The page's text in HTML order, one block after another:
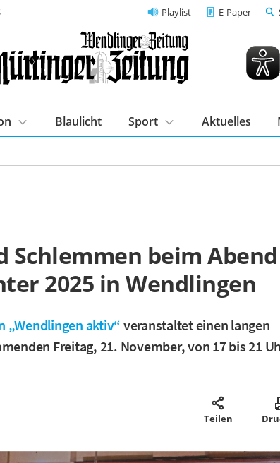
Playlist E-Paper
Blaulicht Sport Aktuelles
Schlemmen beim Abend
2025 in Wendlingen
„Wendlingen aktiv“ veranstaltet einen langen
Freitag, 21. November, von 17 bis 21
Teilen